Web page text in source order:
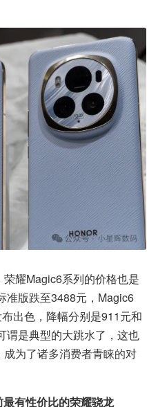
耀Magic6系列的价格也是
准版跌至3488元，Magic6
出色，降幅分别是911元和
谓是典型的大跳水了，这也
为了诸多消费者青睐的对
有性价比的荣耀骁龙